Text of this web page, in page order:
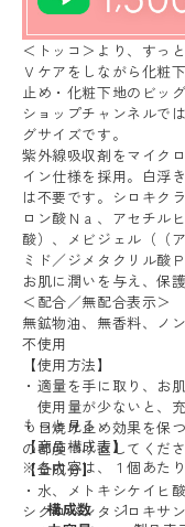
＜トッコ＞より、すっ
Ｖケアをしながら化粧
止め・化粧下地のビッ
ショップチャンネルで
グサイズです。
紫外線吸収剤をマイク
イン仕様を採用。白浮
は不要です。シロキク
ロン酸Ｎａ、アセチル
酸）、メビジェル（（
ミド／ジメタクリル酸
お肌に潤いを与え、保護
＜配合／無配合表示＞
無鉱物油、無香料、ノ
不使用
【使用方法】
・適量を手に取り、お
使用量が少ないと、
・日焼け止め効果を保
の都度つけ直してくださ
【全成分】
・水、メトキシケイヒ
シクロペンタシロキサ
もっと見る
【商品構成表】
※各内容は、１個あたり
構成数
１